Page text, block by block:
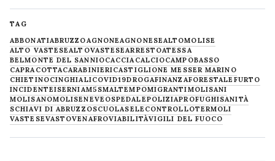
TAG
ABBONATIABRUZZOAGNONEAGNONESEALTOMOLISE
ALTO VASTESEALTOVASTESEARRESTOATESSA
BELMONTE DEL SANNIOCACCIACALCIOCAMPOBASSO
CAPRACOTTACARABINIERICASTIGLIONE MESSER MARINO
CHIETINOCINGHIALICOVID19DROGAFINANZAFORESTALE FURTO
INCIDENTEISERNIAM5SMALTEMPOMIGRANTIMOLISANI
MOLISANOMOLISENEVE OSPEDALEPOLIZIAPROFUGHISANITÀ
SCHIAVI DI ABRUZZOSCUOLASELECONTROLLOTERMOLI
VASTESEVASTOVENAFROVIABILITÀVIGILI DEL FUOCO